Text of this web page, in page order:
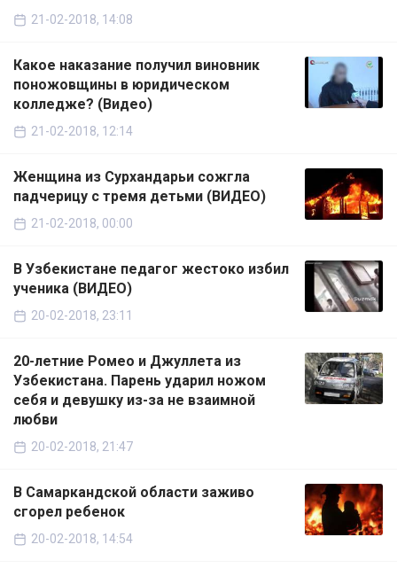
21-02-2018, 14:08
Какое наказание получил виновник
поножовщины в юридическом
колледже? (Видео)
21-02-2018, 12:14
Женщина из Сурхандарьи сожгла
падчерицу с тремя детьми (ВИДЕО)
21-02-2018, 00:00
В Узбекистане педагог жестоко избил
ученика (ВИДЕО)
20-02-2018, 23:11
20-летние Ромео и Джуллета из
Узбекистана. Парень ударил ножом
себя и девушку из-за не взаимной
любви
20-02-2018, 21:47
В Самаркандской области заживо
сгорел ребенок
20-02-2018, 14:54